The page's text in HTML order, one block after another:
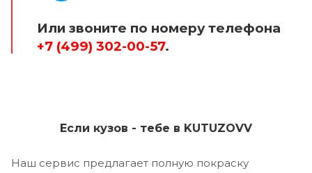
Или звоните по номеру телефона
+7 (499) 302-00-57.
Если кузов - тебе в KUTUZOVV
Наш сервис предлагает полную покраску